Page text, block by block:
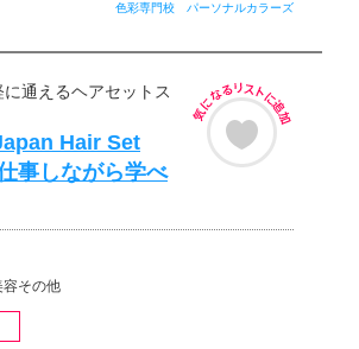
色彩専門校 パーソナルカラーズ
通えるヘアセットス
Hair Set
事しながら学べ
容その他